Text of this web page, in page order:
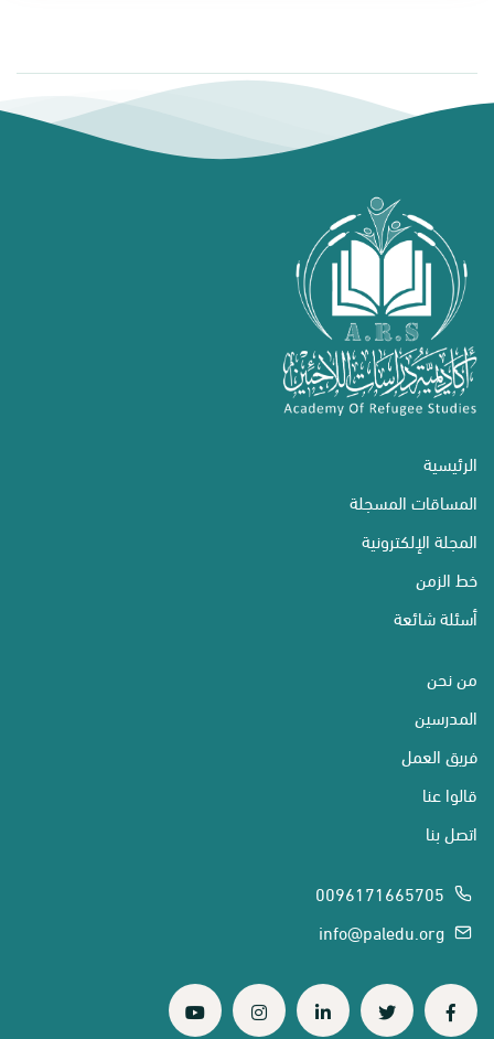
الرئيسية
المساقات المسجلة
المجلة الإلكترونية
خط الزمن
أسئلة شائعة
من نحن
المدرسين
فريق العمل
قالوا عنا
اتصل بنا
0096171665705
info@paledu.org